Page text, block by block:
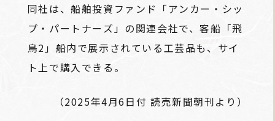
同社は、船舶投資ファンド「アンカー・シッ
プ・パートナーズ」の関連会社で、客船「飛
鳥2」船内で展示されている工芸品も、サイ
ト上で購入できる。
（2025年4月6日付 読売新聞朝刊より）